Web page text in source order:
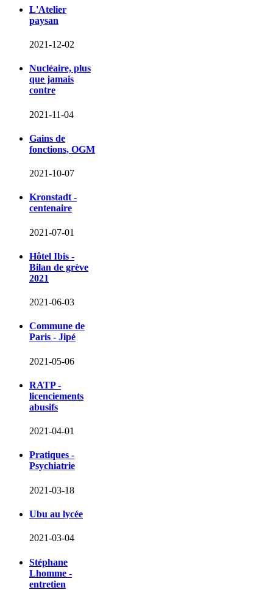
L'Atelier
paysan
2021-12-02
Nucléaire, plus
que jamais
contre
2021-11-04
Gains de
fonctions, OGM
2021-10-07
Kronstadt -
centenaire
2021-07-01
Hôtel Ibis -
Bilan de grève
2021
2021-06-03
Commune de
Paris - Jipé
2021-05-06
RATP -
licenciements
abusifs
2021-04-01
Pratiques -
Psychiatrie
2021-03-18
Ubu au lycée
2021-03-04
Stéphane
Lhomme -
entretien